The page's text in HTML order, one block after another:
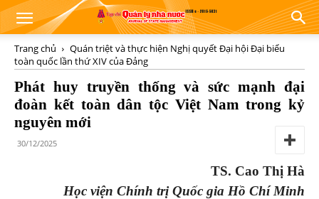
Trang chủ
Quán triệt và thực hiện Nghị quyết Đại hội Đại biểu
toàn quốc lần thứ XIV của Đảng
Phát huy truyền thống và sức mạnh đại
đoàn kết toàn dân tộc Việt Nam trong kỷ
nguyên mới
30/12/2025
TS. Cao Thị Hà
Học viện Chính trị Quốc gia Hồ Chí Minh